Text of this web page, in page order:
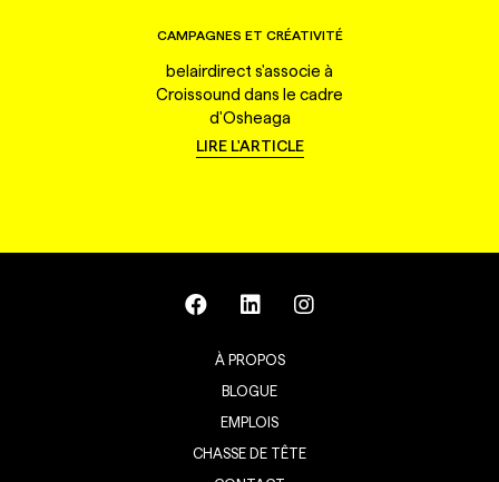
CAMPAGNES ET CRÉATIVITÉ
belairdirect s'associe à
Croissound dans le cadre
d'Osheaga
LIRE L'ARTICLE
À PROPOS
BLOGUE
EMPLOIS
CHASSE DE TÊTE